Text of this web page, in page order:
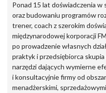
Ponad 15 lat doświadczenia w
oraz budowaniu programów
trener, coach z szerokim
międzynarodowej korporacji
po prowadzenie własnych
praktyk i przedsiębiorca
narzędzi dających wymierne
i konsultacyjnie firmy od
menadżerskimi,